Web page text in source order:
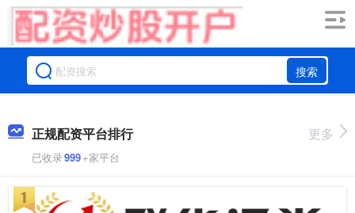
搜索
正规配资平台排行
已收录999+家平台
更多